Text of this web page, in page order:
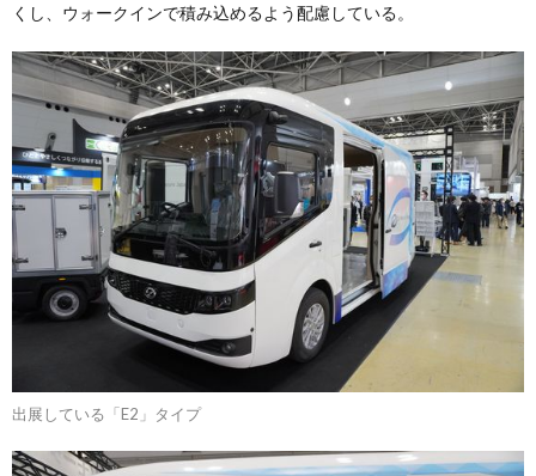
くし、ウォークインで積み込めるよう配慮している。
出展している「E2」タイプ